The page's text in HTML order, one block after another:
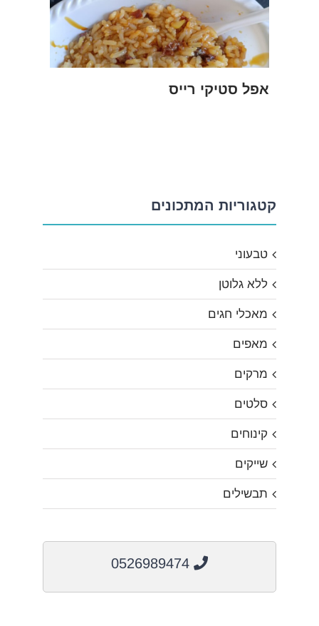
אפל סטיקי רייס
קטגוריות המתכונים
טבעוני
ללא גלוטן
מאכלי חגים
מאפים
מרקים
סלטים
קינוחים
שייקים
תבשילים